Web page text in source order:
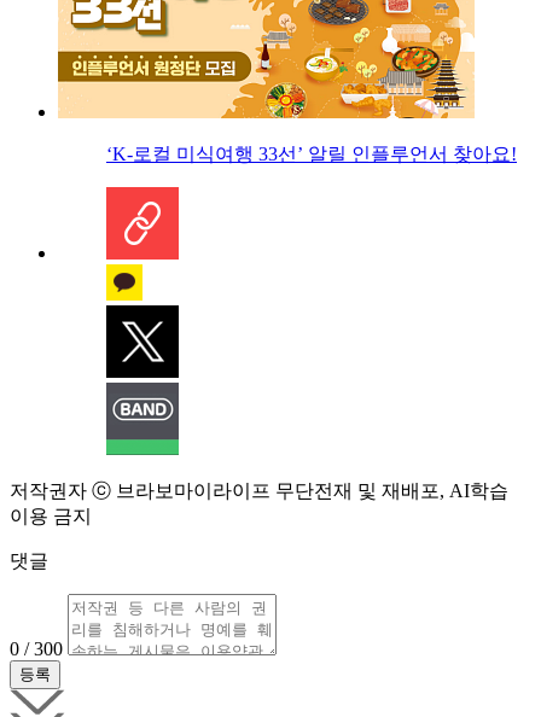
‘K-로컬 미식여행 33선’ 알릴 인플루언서 찾아요!
저작권자 ⓒ 브라보마이라이프 무단전재 및 재배포, AI학습
이용 금지
댓글
0 / 300